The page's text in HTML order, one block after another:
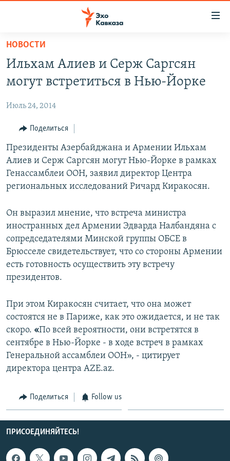
Вернуться
основному
содержанию
Вернутся
навигации
Вернутся
поиску
СУХУМИ
ЦХИНВАЛИ
ВЕСЬ КАВКАЗ
СЕВЕРНЫЙ КАВКАЗ
АЗЕРБАЙДЖАН
ТЕМЫ
ЭКОНОМИКА
СПОРТ
РУБРИКИ
НЕКРУГЛЫЙ СТОЛ
БЛОГИ
ЧИТАЕМ ПРЕССУ
МУЛЬТИМЕДИА
АРХИВ РАДИОПРОГРАММЫ
ПРИСОЕДИНЯЙТЕСЬ!
Все сайты РСЕ/РС
НОВОСТИ
Ильхам Алиев и Серж Саргсян
могут встретиться в Нью-Йорке
Июль 24, 2014
Поделиться
Президенты Азербайджана и Армении Ильхам
Алиев и Серж Саргсян могут Нью-Йорке в рамках
Генассамблеи ООН, заявил директор Центра
региональных исследований Ричард Киракосян.
Он выразил мнение, что встреча министра
иностранных дел Армении Эдварда Налбандяна с
сопредседателями Минской группы ОБСЕ в
Брюсселе свидетельствует, что со стороны Армении
есть готовность осуществить эту встречу
президентов.
При этом Киракосян считает, что она может
состоятся не в Париже, как это ожидается, и не так
скоро. «По всей вероятности, они встретятся в
сентябре в Нью-Йорке - в ходе встреч в рамках
Генеральной ассамблеи ООН», - цитирует
директора центра AZE.az.
Поделиться Follow us
ПРИСОЕДИНЯЙТЕСЬ!